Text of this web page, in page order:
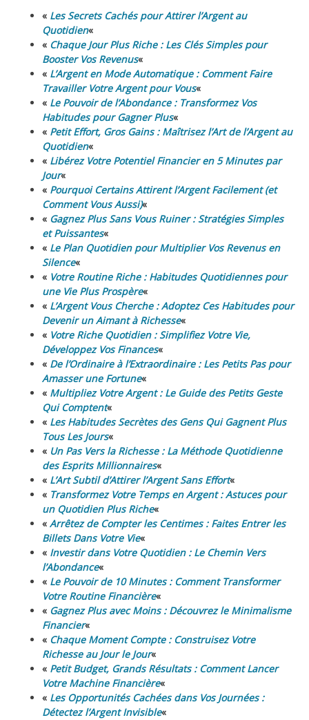
« Les Secrets Cachés pour Attirer l’Argent au
Quotidien«
« Chaque Jour Plus Riche : Les Clés Simples pour
Booster Vos Revenus«
« L’Argent en Mode Automatique : Comment Faire
Travailler Votre Argent pour Vous«
« Le Pouvoir de l’Abondance : Transformez Vos
Habitudes pour Gagner Plus«
« Petit Effort, Gros Gains : Maîtrisez l’Art de l’Argent au
Quotidien«
« Libérez Votre Potentiel Financier en 5 Minutes par
Jour«
« Pourquoi Certains Attirent l’Argent Facilement (et
Comment Vous Aussi)«
« Gagnez Plus Sans Vous Ruiner : Stratégies Simples
et Puissantes«
« Le Plan Quotidien pour Multiplier Vos Revenus en
Silence«
« Votre Routine Riche : Habitudes Quotidiennes pour
une Vie Plus Prospère«
« L’Argent Vous Cherche : Adoptez Ces Habitudes pour
Devenir un Aimant à Richesse«
« Votre Riche Quotidien : Simplifiez Votre Vie,
Développez Vos Finances«
« De l’Ordinaire à l’Extraordinaire : Les Petits Pas pour
Amasser une Fortune«
« Multipliez Votre Argent : Le Guide des Petits Geste
Qui Comptent«
« Les Habitudes Secrètes des Gens Qui Gagnent Plus
Tous Les Jours«
« Un Pas Vers la Richesse : La Méthode Quotidienne
des Esprits Millionnaires«
« L’Art Subtil d’Attirer l’Argent Sans Effort«
« Transformez Votre Temps en Argent : Astuces pour
un Quotidien Plus Riche«
« Arrêtez de Compter les Centimes : Faites Entrer les
Billets Dans Votre Vie«
« Investir dans Votre Quotidien : Le Chemin Vers
l’Abondance«
« Le Pouvoir de 10 Minutes : Comment Transformer
Votre Routine Financière«
« Gagnez Plus avec Moins : Découvrez le Minimalisme
Financier«
« Chaque Moment Compte : Construisez Votre
Richesse au Jour le Jour«
« Petit Budget, Grands Résultats : Comment Lancer
Votre Machine Financière«
« Les Opportunités Cachées dans Vos Journées :
Détectez l’Argent Invisible«